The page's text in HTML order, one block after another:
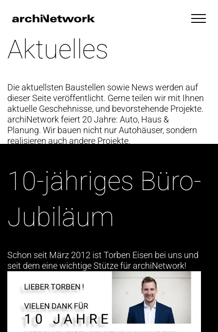
Aktuelles
Die aktuellsten Baustellen sowie News werden auf
dieser Seite veröffentlicht. Gerne teilen wir mit Ihnen
aktuelle Geschehnisse, und bevorstehende Projekte.
archiNetwork feiert 20 Jahre: Auto, Haus &
Planung. Wir bauen nicht nur Autohäuser, sondern
realisieren auch andere Projekte.
10-jähriges Büro-
Jubiläum
Schon seit März 2012 ist Torben Eisen bei uns und
seit dem eine wichtige Stütze für archiNetwork!